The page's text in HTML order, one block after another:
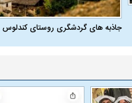
جاذبه های گردشگری روستای کندلوس